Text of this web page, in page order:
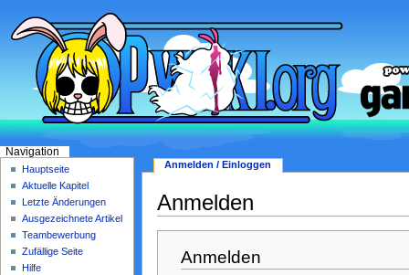
Anmelden
Anmelden
Anmelden / Einloggen
Navigation
Hauptseite
Aktuelle Kapitel
Letzte Änderungen
Ausgezeichnete Artikel
Teambewerbung
Zufällige Seite
Hilfe